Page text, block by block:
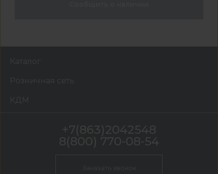
Каталог
Розничная сеть
КДМ
+7(863)2042548
8(800) 770-08-54
Заказать звонок